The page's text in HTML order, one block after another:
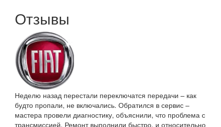
Отзывы
Неделю назад перестали переключатся передачи – как
будто пропали, не включались. Обратился в сервис –
мастера провели диагностику, объяснили, что проблема с
трансмиссией. Ремонт выполнили быстро, и относительно